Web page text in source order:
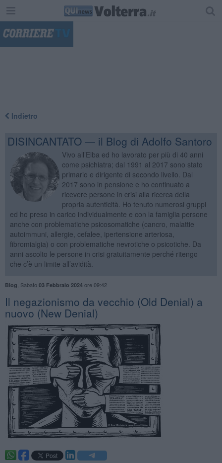
Indietro
DISINCANTATO — il Blog di Adolfo Santoro
Vivo all’Elba ed ho lavorato per più di 40 anni
come psichiatra; dal 1991 al 2017 sono stato
primario e dirigente di secondo livello. Dal
2017 sono in pensione e ho continuato a
ricevere persone in crisi alla ricerca della
propria autenticità. Ho tenuto numerosi gruppi
ed ho preso in carico individualmente e con la famiglia persone
anche con problematiche psicosomatiche (cancro, malattie
autoimmuni, allergie, cefalee, ipertensione arteriosa,
fibromialgia) o con problematiche nevrotiche o psicotiche. Da
anni ascolto le persone in crisi gratuitamente perché ritengo
che c’è un limite all’avidità.
Blog Sabato 03 Febbraio 2024ore 09:42
Il negazionismo da vecchio (Old Denial) a
nuovo (New Denial)